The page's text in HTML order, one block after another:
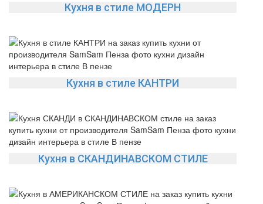
Кухня в стиле МОДЕРН
Кухня в стиле КАНТРИ
Кухня в СКАНДИНАВСКОМ СТИЛЕ